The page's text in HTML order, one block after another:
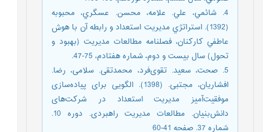
4. شائمي، علي. علامه، محسن. عسگري، محبوبه
(1392). استراتژي مديريت استعداد و رابطه آن با هوش
عاطفي كاركنان، فصلنامه مطالعات مديريت (بهبود و
تحول) سال بيست و دوم، شماره هفتادم، 75-47.
5. صحت، سعید. تقوی‌فرد، محمدتقی. سلامی، رضا.
افشاریان، مجتبی. (1398). الگویی برای پیاده‌سازی
موفقیت‌آمیز مدیریت استعداد در شرکت‌های
دانش‌بنیان. مطالعات مدیریت راهبردی. دوره 10.
شماره 37. صفحه 41-60